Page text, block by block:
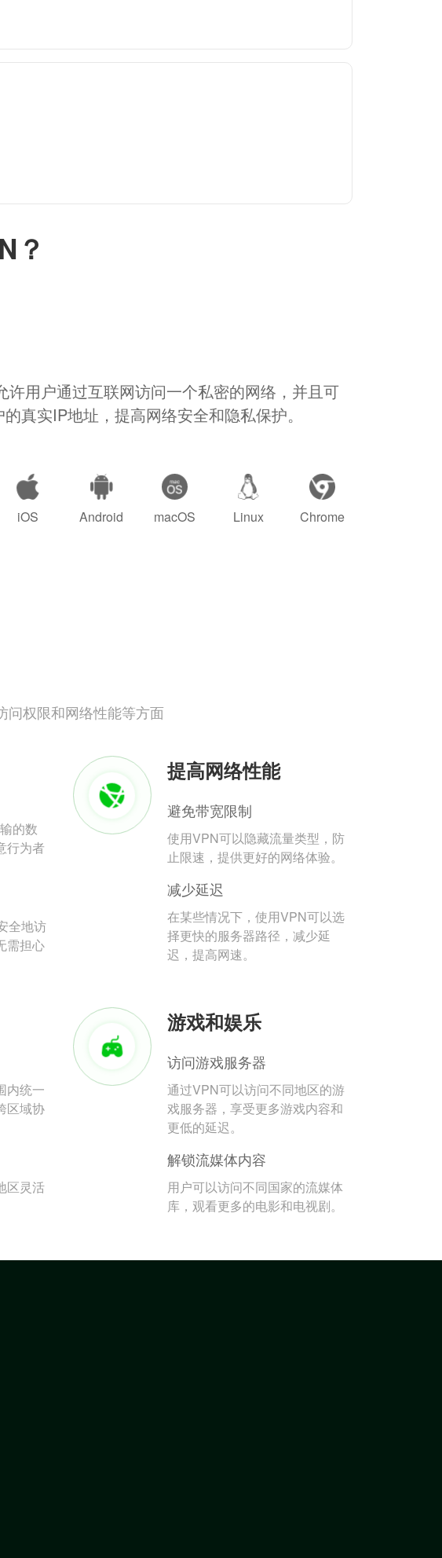
？
许用户通过互联网访问一个私密的网络，并且可
真实IP地址，提高网络安全和隐私保护。
iOS Android macOS Linux Chrome
问权限和网络性能等方面
的数
行为者
全地访
需担心
提高网络性能
避免带宽限制
使用VPN可以隐藏流量类型，防
止限速，提供更好的网络体验。
减少延迟
在某些情况下，使用VPN可以选
择更快的服务器路径，减少延
迟，提高网速。
内统一
区域协
区灵活
游戏和娱乐
访问游戏服务器
通过VPN可以访问不同地区的游
戏服务器，享受更多游戏内容和
更低的延迟。
解锁流媒体内容
用户可以访问不同国家的流媒体
库，观看更多的电影和电视剧。